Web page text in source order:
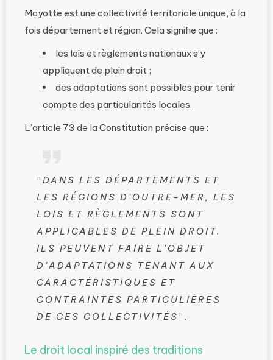
Mayotte est une collectivité territoriale unique, à la
fois département et région. Cela signifie que :
les lois et règlements nationaux s’y
appliquent de plein droit ;
des adaptations sont possibles pour tenir
compte des particularités locales.
L’article 73 de la Constitution précise que :
” DANS LES DÉPARTEMENTS ET
LES RÉGIONS D’OUTRE-MER, LES
LOIS ET RÈGLEMENTS SONT
APPLICABLES DE PLEIN DROIT.
ILS PEUVENT FAIRE L’OBJET
D’ADAPTATIONS TENANT AUX
CARACTÉRISTIQUES ET
CONTRAINTES PARTICULIÈRES
DE CES COLLECTIVITÉS ”.
Le droit local inspiré des traditions